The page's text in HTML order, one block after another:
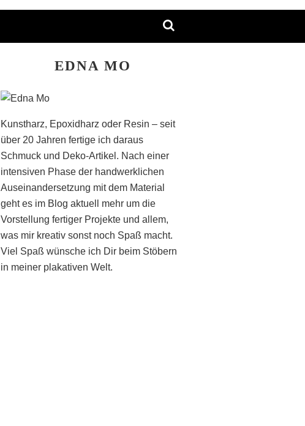
EDNA MO
Kunstharz, Epoxidharz oder Resin – seit
über 20 Jahren fertige ich daraus
Schmuck und Deko-Artikel. Nach einer
intensiven Phase der handwerklichen
Auseinandersetzung mit dem Material
geht es im Blog aktuell mehr um die
Vorstellung fertiger Projekte und allem,
was mir kreativ sonst noch Spaß macht.
Viel Spaß wünsche ich Dir beim Stöbern
in meiner plakativen Welt.